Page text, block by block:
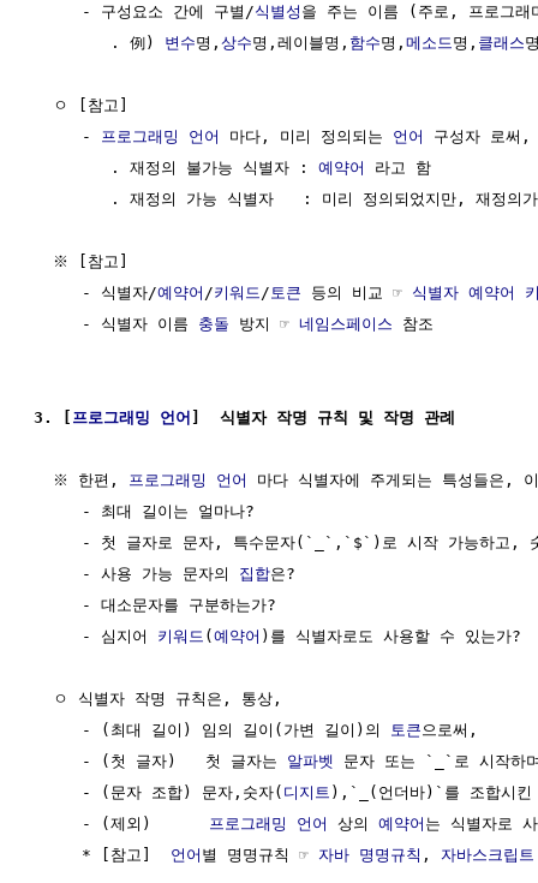
     - 구성요소 간에 구별/
식별성 을 주는 이름 (주로, 프로그래
        . 例)
변수명, 상수명,레이블명, 함수명, 메소드 명, 클래스
  ㅇ [참고]
     -
프로그래밍 언어 마다, 미리 정의되는 언어
구성자 로써,
        . 재정의 불가능 식별자 :
예약어
라고 함
. 재정의 가능 식별자   : 미리 정의되었지만, 재정의
  ※ [참고]
     - 식별자/
예약어 /키워드 / 토큰 등의 비교 ☞ 식별자 예약어
     - 식별자 이름
충돌 방지 ☞ 네임스페이스 참조
3. [ 프로그래밍 언어 ]  식별자 작명 규칙 및 작명 관례
  ※ 한편,
프로그래밍 언어
마다 식별자에 주게되는 특성들은,
     - 최대 길이는 얼마나?
- 첫 글자로 문자, 특수문자(`_`,`$`)로 시작 가능하고,
     - 사용 가능 문자의
집합은?
     - 대소문자를 구분하는가?
     - 심지어
키워드 (예약어 )를 식별자로도 사용할 수 있는가?
  ㅇ 식별자 작명 규칙은, 통상,
     - (최대 길이) 임의 길이(가변 길이)의
토큰 으로써,
     - (첫 글자)   첫 글자는
알파벳
문자 또는 `_`로 시작
     - (문자 조합) 문자,숫자(
디지트 ),`_(언더바)`를 조합시
     - (제외)
프로그래밍 언어 상의 예약어 는 식별자로
     * [참고]
언어 별 명명규칙 ☞ 자바 명명규칙 , 자바스크립